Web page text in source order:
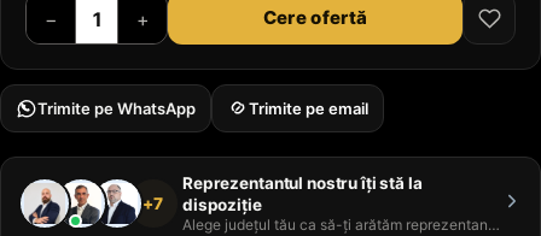
− + Cere ofertă
Trimite pe WhatsApp Trimite pe email
+7
Reprezentantul nostru îți stă la
dispoziție
Alege județul tău ca să-ți arătăm reprezentantul